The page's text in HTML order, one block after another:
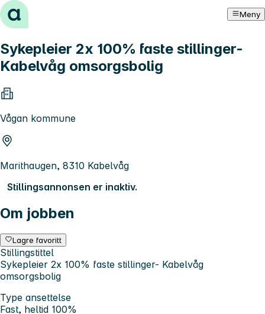
Hopp til innhold Meny
Sykepleier 2x 100% faste stillinger-
Kabelvåg omsorgsbolig
Vågan kommune
Marithaugen, 8310 Kabelvåg
Stillingsannonsen er inaktiv.
Om jobben
Lagre favoritt
Stillingstittel
Sykepleier 2x 100% faste stillinger- Kabelvåg
omsorgsbolig
Type ansettelse
Fast, heltid 100%